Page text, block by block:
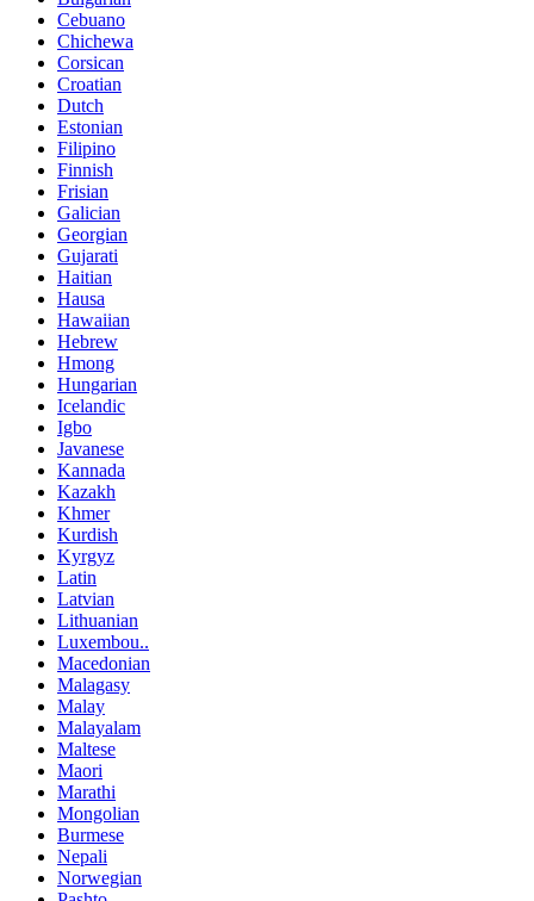
Cebuano
Chichewa
Corsican
Croatian
Dutch
Estonian
Filipino
Finnish
Frisian
Galician
Georgian
Gujarati
Haitian
Hausa
Hawaiian
Hebrew
Hmong
Hungarian
Icelandic
Igbo
Javanese
Kannada
Kazakh
Khmer
Kurdish
Kyrgyz
Latin
Latvian
Lithuanian
Luxembou..
Macedonian
Malagasy
Malay
Malayalam
Maltese
Maori
Marathi
Mongolian
Burmese
Nepali
Norwegian